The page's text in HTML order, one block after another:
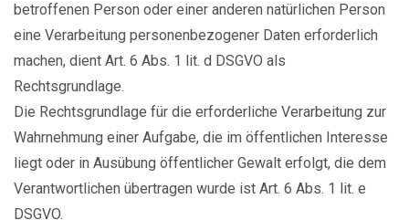
betroffenen Person oder einer anderen natürlichen Person
eine Verarbeitung personenbezogener Daten erforderlich
machen, dient Art. 6 Abs. 1 lit. d DSGVO als
Rechtsgrundlage.
Die Rechtsgrundlage für die erforderliche Verarbeitung zur
Wahrnehmung einer Aufgabe, die im öffentlichen Interesse
liegt oder in Ausübung öffentlicher Gewalt erfolgt, die dem
Verantwortlichen übertragen wurde ist Art. 6 Abs. 1 lit. e
DSGVO.